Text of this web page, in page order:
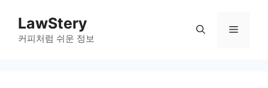
LawStery
커피처럼 쉬운 정보
메